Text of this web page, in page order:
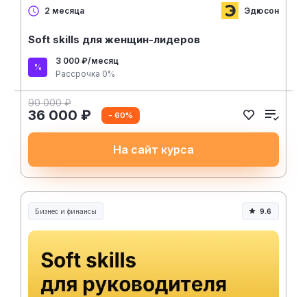
2 месяца Эдюсон
Soft skills для женщин-лидеров
3 000 ₽/месяц
Рассрочка 0%
90 000 ₽
36 000 ₽ - 60%
На сайт курса
Бизнес и финансы 9.6